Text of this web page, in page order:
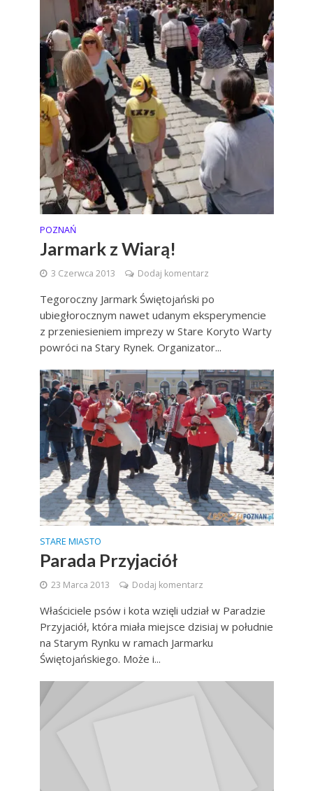
POZNAŃ
Jarmark z Wiarą!
3 Czerwca 2013 Dodaj komentarz
Tegoroczny Jarmark Świętojański po
ubiegłorocznym nawet udanym eksperymencie
z przeniesieniem imprezy w Stare Koryto Warty
powróci na Stary Rynek. Organizator...
STARE MIASTO
Parada Przyjaciół
23 Marca 2013 Dodaj komentarz
Właściciele psów i kota wzięli udział w Paradzie
Przyjaciół, która miała miejsce dzisiaj w południe
na Starym Rynku w ramach Jarmarku
Świętojańskiego. Może i...